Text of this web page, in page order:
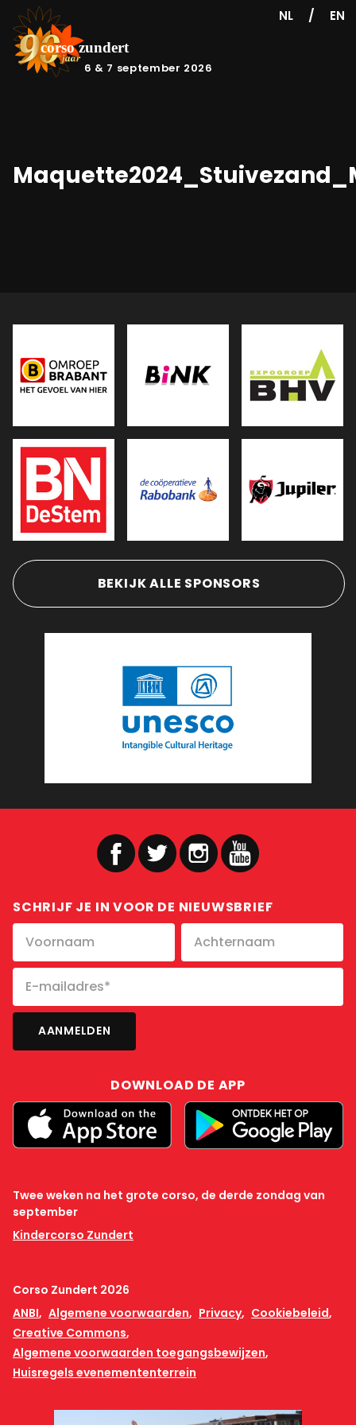
6 & 7 september 2026
NL / EN
BEKIJK ALLE SPONSORS
SCHRIJF JE IN VOOR DE NIEUWSBRIEF
DOWNLOAD DE APP
Twee weken na het grote corso, de derde zondag van
september
Kindercorso Zundert
Corso Zundert 2026
ANBI
Algemene voorwaarden Privacy
Cookiebeleid
Creative Commons
Algemene voorwaarden toegangsbewijzen
Huisregels evenemententerrein